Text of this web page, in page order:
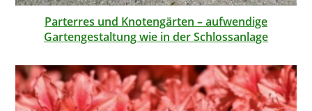
Parterres und Knotengärten – aufwendige
Gartengestaltung wie in der Schlossanlage